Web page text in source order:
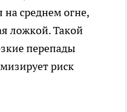
среднем огне,
ложкой. Такой
перепады
риск